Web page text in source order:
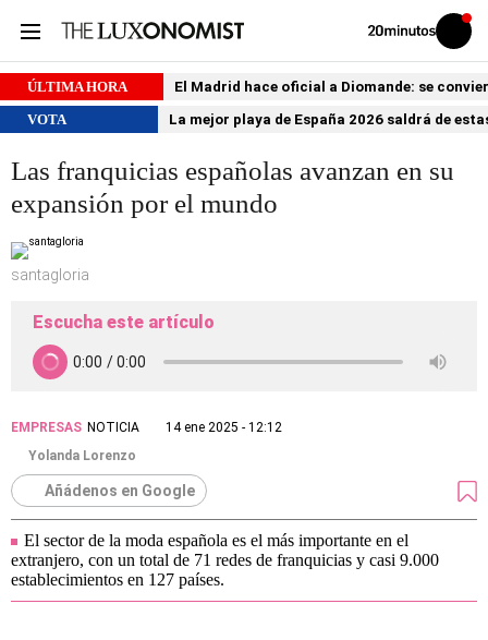
Volver
Iniciar
sesión
ÚLTIMA HORA
El Madrid hace oficial a Diomande: se
VOTA
La mejor playa de España 2026 saldrá de
Las franquicias españolas avanzan en su
expansión por el mundo
santagloria
Escucha este artículo
EMPRESAS NOTICIA
14 ene 2025 - 12:12
Yolanda Lorenzo
Añádenos en Google
El sector de la moda española es el más importante en el
extranjero, con un total de 71 redes de franquicias y casi 9.000
establecimientos en 127 países.